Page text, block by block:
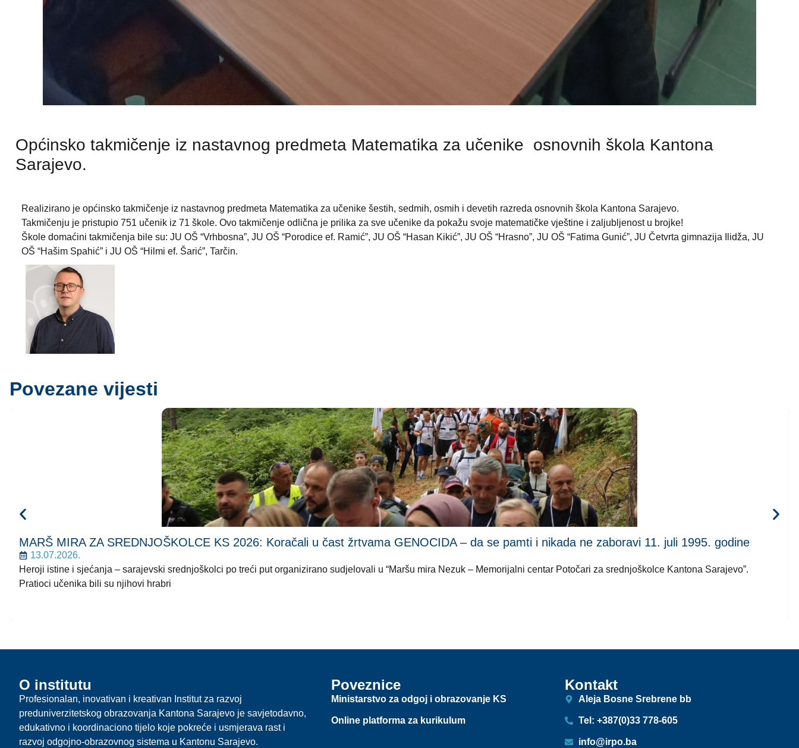
Općinsko takmičenje iz nastavnog predmeta Matematika za učenike osnovnih škola Kantona
Sarajevo.
Realizirano je općinsko takmičenje iz nastavnog predmeta Matematika za učenike šestih, sedmih, osmih i devetih razreda osnovnih škola Kantona Sarajevo.
Takmičenju je pristupio 751 učenik iz 71 škole. Ovo takmičenje odlična je prilika za sve učenike da pokažu svoje matematičke vještine i zaljubljenost u brojke!
Škole domaćini takmičenja bile su: JU OŠ “Vrhbosna”, JU OŠ “Porodice ef. Ramić”, JU OŠ “Hasan Kikić”, JU OŠ “Hrasno”, JU OŠ “Fatima Gunić”, JU Četvrta gimnazija Ilidža, JU
OŠ “Hašim Spahić” i JU OŠ “Hilmi ef. Šarić”, Tarčin.
Povezane vijesti
MARŠ MIRA ZA SREDNJOŠKOLCE KS 2026: Koračali u čast žrtvama GENOCIDA – da se pamti i nikada ne zaboravi 11. juli 1995. godine
13.07.2026.
Heroji istine i sjećanja – sarajevski srednjoškolci po treći put organizirano sudjelovali u “Maršu mira Nezuk – Memorijalni centar Potočari za srednjoškolce Kantona Sarajevo”.
Pratioci učenika bili su njihovi hrabri
O institutu
Profesionalan, inovativan i kreativan Institut za razvoj
preduniverzitetskog obrazovanja Kantona Sarajevo je savjetodavno,
edukativno i koordinaciono tijelo koje pokreće i usmjerava rast i
razvoj odgojno-obrazovnog sistema u Kantonu Sarajevo.
Poveznice
Ministarstvo za odgoj i obrazovanje KS
Online platforma za kurikulum
Kontakt
Aleja Bosne Srebrene bb
Tel: +387(0)33 778-605
info@irpo.ba